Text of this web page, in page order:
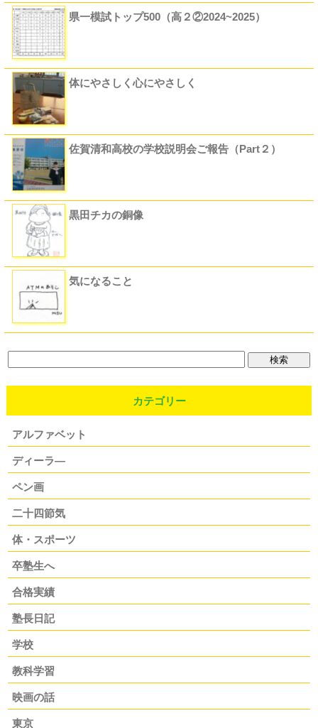
県一模試トップ500（高２②2024~2025）
体にやさしく心にやさしく
佐賀清和高校の学校説明会ご報告（Part２）
黒田チカの銅像
気になること
カテゴリー
アルファベット
ディーラ―
ペン画
二十四節気
体・スポーツ
卒塾生へ
合格実績
塾長日記
学校
教科学習
映画の話
東京